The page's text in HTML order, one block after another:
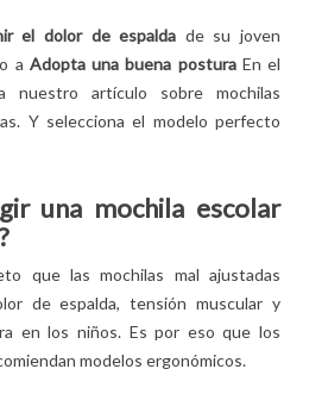
correcta
puntos con regularidad
el dolor de espalda de su joven
a Adopta una buena posturaEn el
nuestro artículo sobre mochilas
Y selecciona el modelo perfecto
una mochila escolar
?
que las mochilas mal ajustadas
de espalda, tensión muscular y
en los niños. Es por eso que los
modelos ergonómicos.